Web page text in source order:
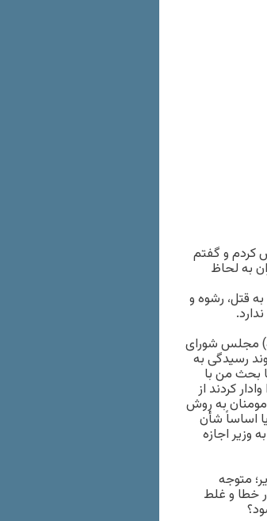
کردم و گفتم
به لحاظ
قتل، رشوه و
جلسه علنی امروز (سه شنبه ۱۷ مرداد ماه) مجلس شورای
رسیدگی به
اساسا بحث من با
کردند از
مومنان به روش
اساساً شأن
وزیر اجازه
متوجه
خطا و غلط